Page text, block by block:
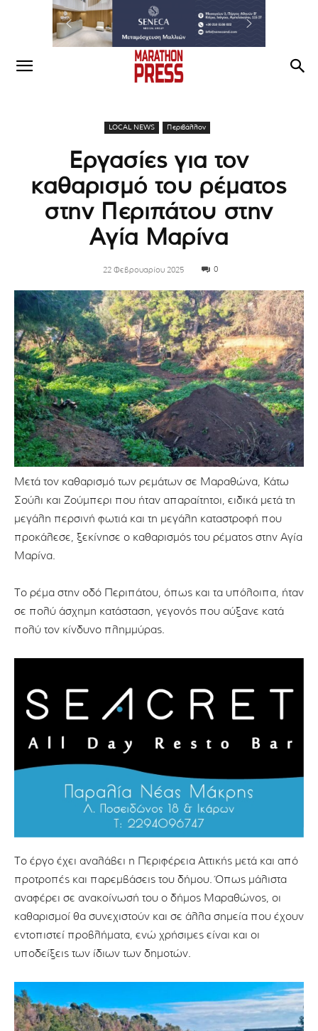
LOCAL NEWS Περιβάλλον
Εργασίες για τον
καθαρισμό του ρέματος
στην Περιπάτου στην
Αγία Μαρίνα
22 Φεβρουαρίου 2025 0
Μετά τον καθαρισμό των ρεμάτων σε Μαραθώνα, Κάτω
Σούλι και Ζούμπερι που ήταν απαραίτητοι, ειδικά μετά τη
μεγάλη περσινή φωτιά και τη μεγάλη καταστροφή που
προκάλεσε, ξεκίνησε ο καθαρισμός του ρέματος στην Αγία
Μαρίνα.
Το ρέμα στην οδό Περιπάτου, όπως και τα υπόλοιπα, ήταν
σε πολύ άσχημη κατάσταση, γεγονός που αύξανε κατά
πολύ τον κίνδυνο πλημμύρας.
Το έργο έχει αναλάβει η Περιφέρεια Αττικής μετά και από
προτροπές και παρεμβάσεις του δήμου. Όπως μάλιστα
αναφέρει σε ανακοίνωσή του ο δήμος Μαραθώνος, οι
καθαρισμοί θα συνεχιστούν και σε άλλα σημεία που έχουν
εντοπιστεί προβλήματα, ενώ χρήσιμες είναι και οι
υποδείξεις των ίδιων των δημοτών.